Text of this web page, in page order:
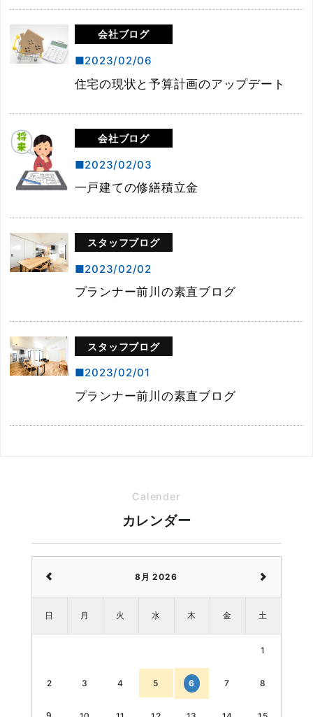
会社ブログ
2023/02/06
住宅の現状と予算計画のアップデート
会社ブログ
2023/02/03
一戸建ての修繕積立金
スタッフブログ
2023/02/02
プランナー前川の素直ブログ
スタッフブログ
2023/02/01
プランナー前川の素直ブログ
Calender
カレンダー
8月 2026
日 月 火 水 木 金 土
1
2 3 4 5 6 7 8